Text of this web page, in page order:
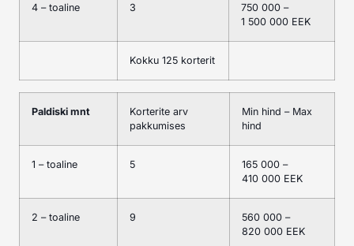
4 – toaline 3
750 000 –
1 500 000 EEK
Kokku 125 korterit
Paldiski mnt
Korterite arv
pakkumises
Min hind – Max
hind
1 – toaline 5
165 000 –
410 000 EEK
2 – toaline 9
560 000 –
820 000 EEK